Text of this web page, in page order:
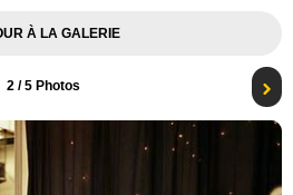
À LA GALERIE
2 / 5 Photos